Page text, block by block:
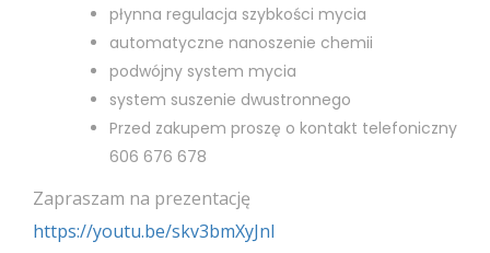
płynna regulacja szybkości mycia
automatyczne nanoszenie chemii
podwójny system mycia
system suszenie dwustronnego
Przed zakupem proszę o kontakt telefoniczny
606 676 678
Zapraszam na prezentację
https://youtu.be/skv3bmXyJnI